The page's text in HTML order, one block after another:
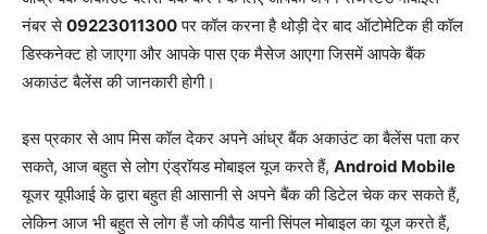
नंबर से09223011300पर कॉल करना है थोड़ी देर बाद ऑटोमेटिक ही कॉल
डिस्कनेक्ट हो जाएगा और आपके पास एक मैसेज आएगा जिसमें आपके बैंक
अकाउंट बैलेंस की जानकारी होगी।
इस प्रकार से आप मिस कॉल देकर अपने आंध्र बैंक अकाउंट का बैलेंस पता कर
सकते, आज बहुत से लोग एंड्रॉयड मोबाइल यूज करते हैं, Android Mobile
यूजर यूपीआई के द्वारा बहुत ही आसानी से अपने बैंक की डिटेल चेक कर सकते हैं,
लेकिन आज भी बहुत से लोग हैं जो कीपैड यानी सिंपल मोबाइल का यूज करते हैं,